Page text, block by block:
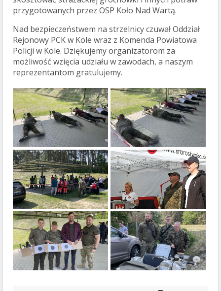
przygotowanych przez OSP Koło Nad Wartą.
Nad bezpieczeństwem na strzelnicy czuwał Oddział
Rejonowy PCK w Kole wraz z Komenda Powiatowa
Policji w Kole. Dziękujemy organizatorom za
możliwość wzięcia udziału w zawodach, a naszym
reprezentantom gratulujemy.